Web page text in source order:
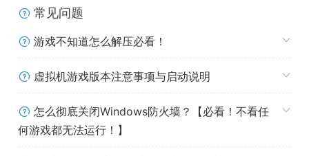
系统需求
操作系统 *:
Windows 7 64-bit
处理器: 2 GHz Dual Core (Core 2 Duo 2.4
GHz or Althon X2 2.7 GHz)
内存: 2 GB RAM
显卡: Graphics card (AMD): DirectX 10.1
常见问题
游戏不知道怎么解压必看！
虚拟机游戏版本注意事项与启动说明
怎么彻底关闭Windows防火墙？【必看！不看任
何游戏都无法运行！】